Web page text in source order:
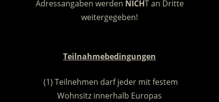
Adressangaben werden NICHT an Dritte
weitergegeben!
Teilnahmebedingungen
(1) Teilnehmen darf jeder mit festem
Wohnsitz innerhalb Europas